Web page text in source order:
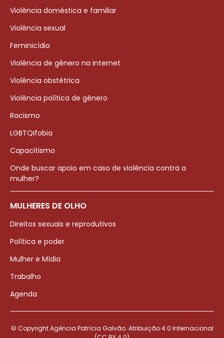
Violência doméstica e familiar
Violência sexual
Feminicídio
Violência de gênero na internet
Violência obstétrica
Violência política de gênero
Racismo
LGBTQIfobia
Capacitismo
Onde buscar apoio em caso de violência contra a
mulher?
MULHERES DE OLHO
Direitos sexuais e reprodutivos
Política e poder
Mulher e Mídia
Trabalho
Agenda
© Copyright Agência Patrícia Galvão. Atribuição 4.0 Internacional